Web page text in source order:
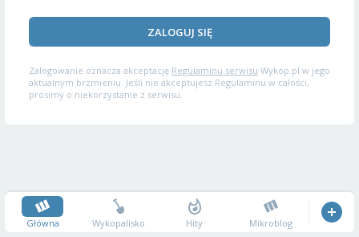
ZALOGUJ SIĘ
Zalogowanie oznacza akceptację Regulaminu serwisu Wykop.pl w jego
aktualnym brzmieniu. Jeśli nie akceptujesz Regulaminu w całości,
prosimy o niekorzystanie z serwisu.
Główna Wykopalisko Hity Mikroblog